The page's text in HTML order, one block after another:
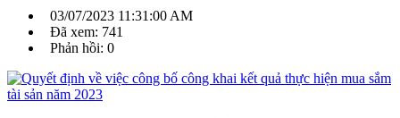
03/07/2023 11:31:00 AM
Đã xem: 741
Phản hồi: 0